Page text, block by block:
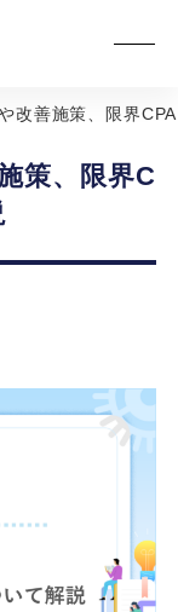
改善施策、限界
策、限界C